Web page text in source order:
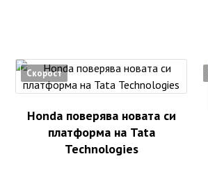
Скорост
Honda поверява новата си
платформа на Tata
Technologies